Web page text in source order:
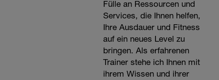
Fülle an Ressourcen und
Services, die Ihnen helfen,
Ihre Ausdauer und Fitness
auf ein neues Level zu
bringen. Als erfahrenen
Trainer stehe ich Ihnen mit
ihrem Wissen und ihrer